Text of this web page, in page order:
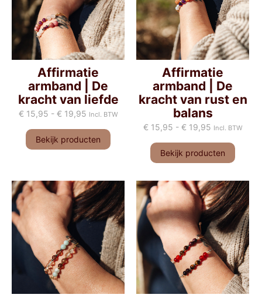
Affirmatie
armband | De
kracht van liefde
€ 15,95 - € 19,95 Incl. BTW
Bekijk producten
Affirmatie
armband | De
kracht van rust en
balans
€ 15,95 - € 19,95 Incl. BTW
Bekijk producten